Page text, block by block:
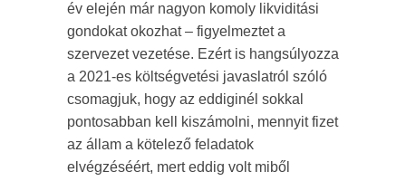
év elején már nagyon komoly likviditási
gondokat okozhat – figyelmeztet a
szervezet vezetése. Ezért is hangsúlyozza
a 2021-es költségvetési javaslatról szóló
csomagjuk, hogy az eddiginél sokkal
pontosabban kell kiszámolni, mennyit fizet
az állam a kötelező feladatok
elvégzéséért, mert eddig volt miből